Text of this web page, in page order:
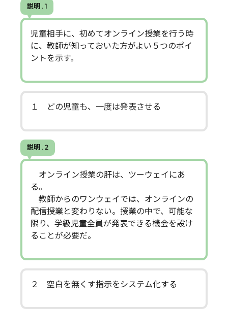
説明 . 1
児童相手に、初めてオンライン授業を行う時
に、教師が知っておいた方がよい５つのポイ
ントを示す。
１ どの児童も、一度は発表させる
説明 . 2
オンライン授業の肝は、ツーウェイにあ
る。
教師からのワンウェイでは、オンラインの
配信授業と変わりない。授業の中で、可能な
限り、学級児童全員が発表できる機会を設け
ることが必要だ。
２ 空白を無くす指示をシステム化する